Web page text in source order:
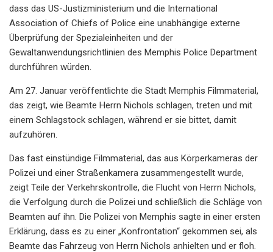
dass das US-Justizministerium und die International
Association of Chiefs of Police eine unabhängige externe
Überprüfung der Spezialeinheiten und der
Gewaltanwendungsrichtlinien des Memphis Police Department
durchführen würden.
Am 27. Januar veröffentlichte die Stadt Memphis Filmmaterial,
das zeigt, wie Beamte Herrn Nichols schlagen, treten und mit
einem Schlagstock schlagen, während er sie bittet, damit
aufzuhören.
Das fast einstündige Filmmaterial, das aus Körperkameras der
Polizei und einer Straßenkamera zusammengestellt wurde,
zeigt Teile der Verkehrskontrolle, die Flucht von Herrn Nichols,
die Verfolgung durch die Polizei und schließlich die Schläge von
Beamten auf ihn. Die Polizei von Memphis sagte in einer ersten
Erklärung, dass es zu einer „Konfrontation“ gekommen sei, als
Beamte das Fahrzeug von Herrn Nichols anhielten und er floh.